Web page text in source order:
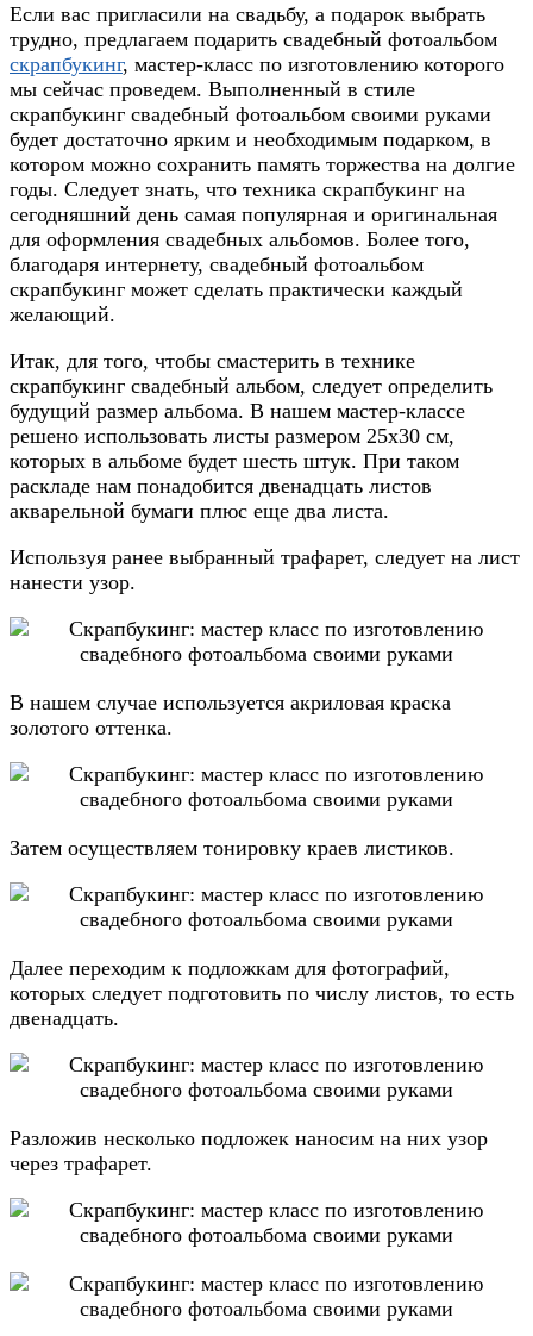
Если вас пригласили на свадьбу, а подарок выбрать
трудно, предлагаем подарить свадебный фотоальбом
cкрапбукинг, мастер-класс по изготовлению которого
мы сейчас проведем. Выполненный в стиле
cкрапбукинг свадебный фотоальбом своими руками
будет достаточно ярким и необходимым подарком, в
котором можно сохранить память торжества на долгие
годы. Следует знать, что техника cкрапбукинг на
сегодняшний день самая популярная и оригинальная
для оформления свадебных альбомов. Более того,
благодаря интернету, свадебный фотоальбом
cкрапбукинг может сделать практически каждый
желающий.
Итак, для того, чтобы смастерить в технике
cкрапбукинг свадебный альбом, следует определить
будущий размер альбома. В нашем мастер-классе
решено использовать листы размером 25х30 см,
которых в альбоме будет шесть штук. При таком
раскладе нам понадобится двенадцать листов
акварельной бумаги плюс еще два листа.
Используя ранее выбранный трафарет, следует на лист
нанести узор.
В нашем случае используется акриловая краска
золотого оттенка.
Затем осуществляем тонировку краев листиков.
Далее переходим к подложкам для фотографий,
которых следует подготовить по числу листов, то есть
двенадцать.
Разложив несколько подложек наносим на них узор
через трафарет.